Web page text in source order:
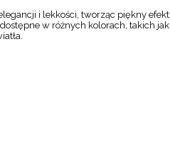
i lekkości, tworząc piękny
w różnych kolorach, takich